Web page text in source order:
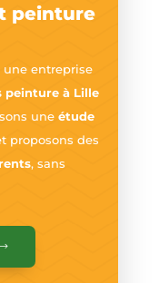
peinture
une entreprise
peinture à Lille
uneétude
proposons des
, sans